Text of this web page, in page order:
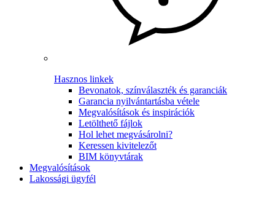
Hasznos linkek
Bevonatok, színválaszték és garanciák
Garancia nyilvántartásba vétele
Megvalósítások és inspirációk
Letölthető fájlok
Hol lehet megvásárolni?
Keressen kivitelezőt
BIM könyvtárak
Megvalósítások
Lakossági ügyfél